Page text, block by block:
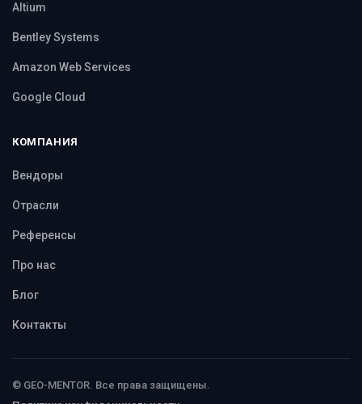
Altium
Bentley Systems
Amazon Web Services
Google Cloud
КОМПАНИЯ
Вендоры
Отрасли
Референсы
Про нас
Блог
Контакты
© GEO-MENTOR. Все права защищены.